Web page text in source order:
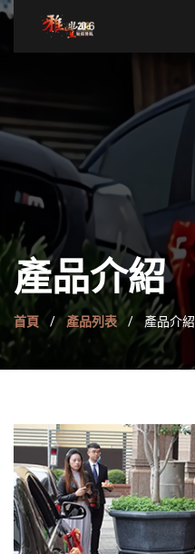
產品介紹
首頁 產品列表 產品介紹